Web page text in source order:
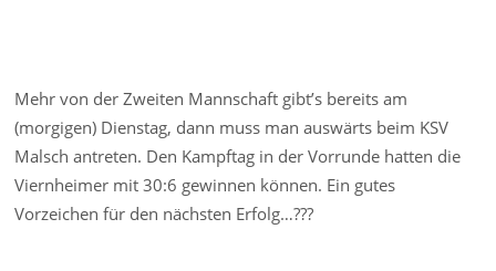
Mehr von der Zweiten Mannschaft gibt’s bereits am
(morgigen) Dienstag, dann muss man auswärts beim KSV
Malsch antreten. Den Kampftag in der Vorrunde hatten die
Viernheimer mit 30:6 gewinnen können. Ein gutes
Vorzeichen für den nächsten Erfolg…???